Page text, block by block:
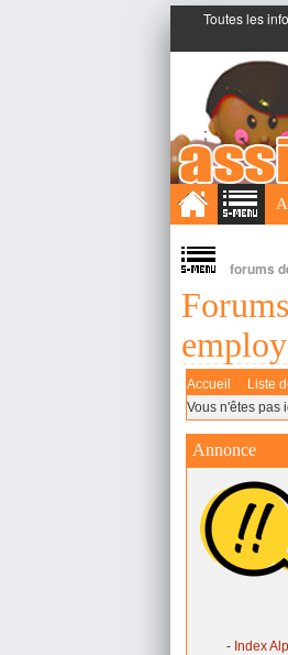
Toutes les
;
forums
Accueil Liste
Vous n'êtes pas
Annonce
- Index